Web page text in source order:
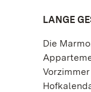
LANGE
Die